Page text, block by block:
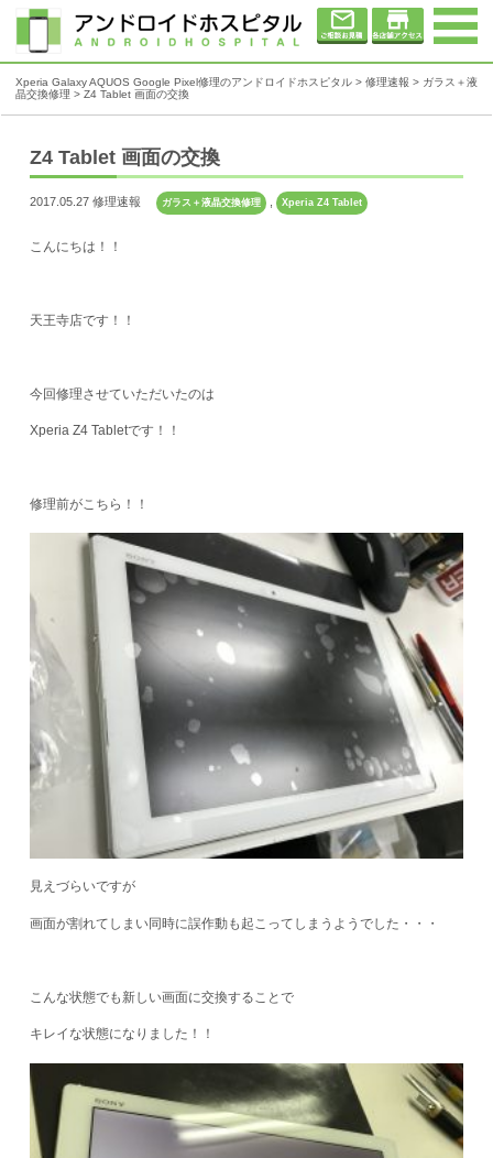
Xperia Galaxy AQUOS Google Pixel修理のアンドロイドホスピタル > 修理速報 > ガラス＋液
晶交換修理 > Z4 Tablet 画面の交換
Z4 Tablet 画面の交換
2017.05.27 修理速報 ガラス＋液晶交換修理 , Xperia Z4 Tablet
こんにちは！！
天王寺店です！！
今回修理させていただいたのは
Xperia Z4 Tabletです！！
修理前がこちら！！
見えづらいですが
画面が割れてしまい同時に誤作動も起こってしまうようでした・・・
こんな状態でも新しい画面に交換することで
キレイな状態になりました！！